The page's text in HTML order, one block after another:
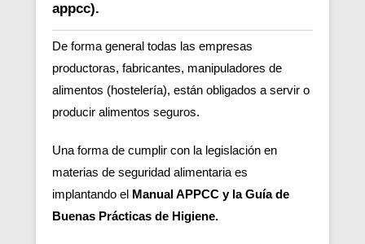
appcc).
De forma general todas las empresas
productoras, fabricantes, manipuladores de
alimentos (hostelería), están obligados a servir o
producir alimentos seguros.
Una forma de cumplir con la legislación en
materias de seguridad alimentaria es
implantando el Manual APPCC y la Guía de
Buenas Prácticas de Higiene.